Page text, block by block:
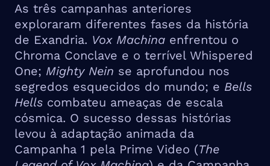
As três campanhas anteriores
exploraram diferentes fases da história
de Exandria. Vox Machina enfrentou o
Chroma Conclave e o terrível Whispered
One; Mighty Nein se aprofundou nos
segredos esquecidos do mundo; e Bells
Hells combateu ameaças de escala
cósmica. O sucesso dessas histórias
levou à adaptação animada da
Campanha 1 pela Prime Video (The